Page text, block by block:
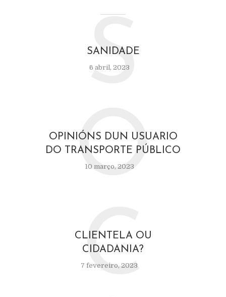
SANIDADE
6 abril, 2023
S
OPINIÓNS DUN USUARIO
DO TRANSPORTE PÚBLICO
10 março, 2023
O
CLIENTELA OU
CIDADANIA?
7 fevereiro, 2023
C